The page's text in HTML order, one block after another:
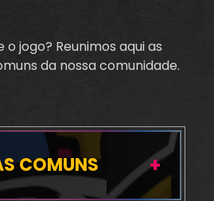
jogo? Reunimos aqui as
da nossa comunidade.
COMUNS